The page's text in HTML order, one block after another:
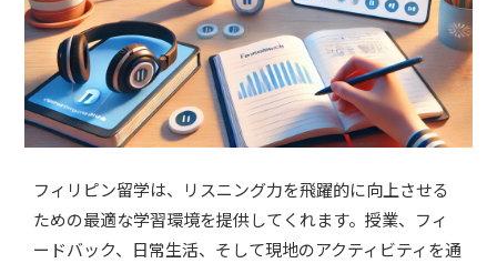
フィリピン留学は、リスニング力を飛躍的に向上させる
ための最適な学習環境を提供してくれます。授業、フィ
ードバック、日常生活、そして現地のアクティビティを通